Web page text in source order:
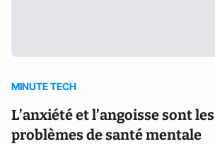
MINUTE TECH
L’anxiété et l’angoisse sont les
problèmes de santé mentale